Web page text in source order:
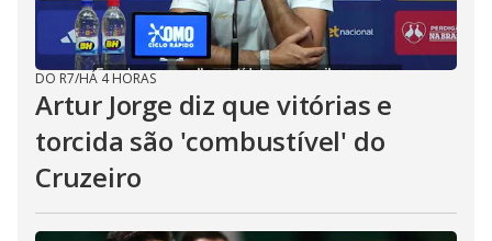
DO R7/HÁ 4 HORAS
Artur Jorge diz que vitórias e
torcida são 'combustível' do
Cruzeiro